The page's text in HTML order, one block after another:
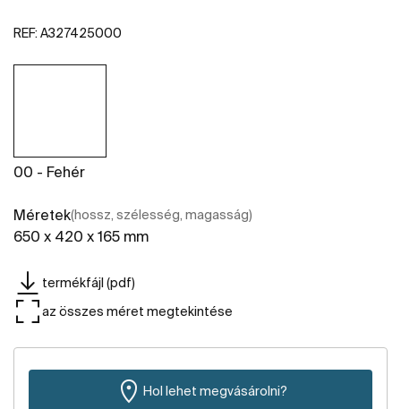
REF: A327425000
00 - Fehér
Méretek(hossz, szélesség, magasság)
650 x 420 x 165 mm
termékfájl (pdf)
az összes méret megtekintése
Hol lehet megvásárolni?